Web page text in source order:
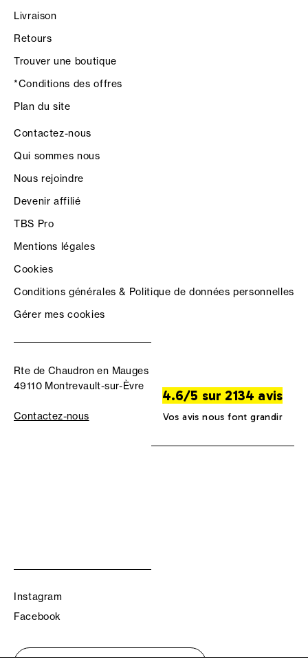
Livraison
Retours
Trouver une boutique
*Conditions des offres
Plan du site
Contactez-nous
Qui sommes nous
Nous rejoindre
Devenir affilié
TBS Pro
Mentions légales
Cookies
Conditions générales & Politique de données personnelles
Gérer mes cookies
Rte de Chaudron en Mauges
49110 Montrevault-sur-Èvre
Contactez-nous
4.6/5 sur 2134 avis
Vos avis nous font grandir
Instagram
Facebook